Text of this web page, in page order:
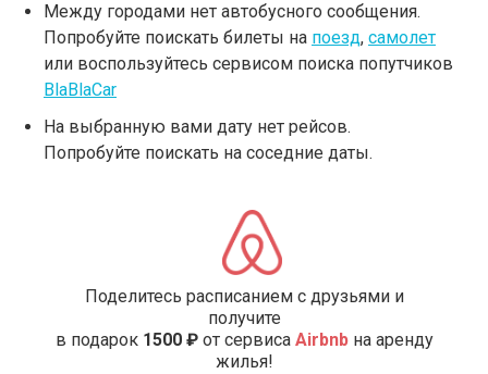
Между городами нет автобусного сообщения.
Попробуйте поискать билеты на поезд, самолет
или воспользуйтесь сервисом поиска попутчиков
BlaBlaCar
На выбранную вами дату нет рейсов.
Попробуйте поискать на соседние даты.
Поделитесь расписанием с друзьями и
получите
в подарок 1500 ₽от сервиса Airbnbна аренду
жилья!